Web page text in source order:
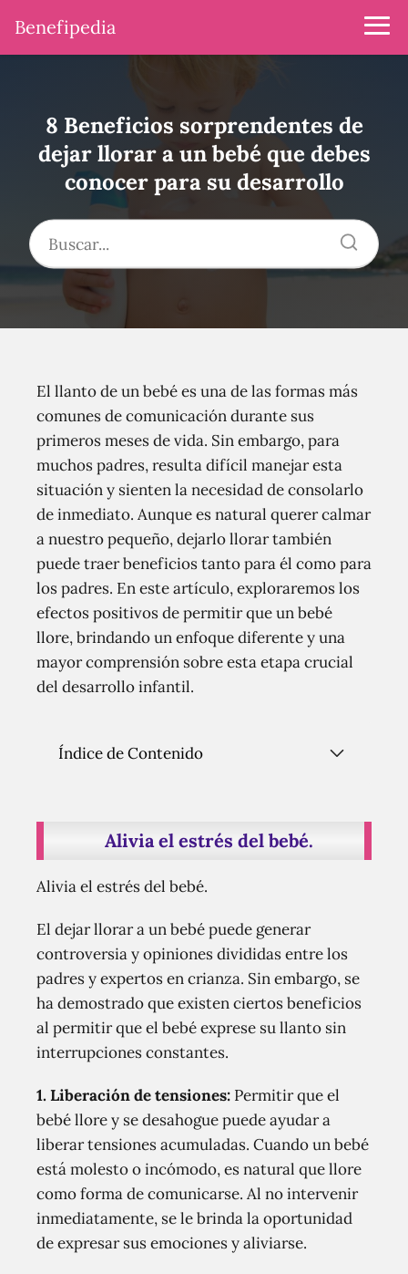
Benefipedia
8 Beneficios sorprendentes de
dejar llorar a un bebé que debes
conocer para su desarrollo
El llanto de un bebé es una de las formas más
comunes de comunicación durante sus
primeros meses de vida. Sin embargo, para
muchos padres, resulta difícil manejar esta
situación y sienten la necesidad de consolarlo
de inmediato. Aunque es natural querer calmar
a nuestro pequeño, dejarlo llorar también
puede traer beneficios tanto para él como para
los padres. En este artículo, exploraremos los
efectos positivos de permitir que un bebé
llore, brindando un enfoque diferente y una
mayor comprensión sobre esta etapa crucial
del desarrollo infantil.
Índice de Contenido
Alivia el estrés del bebé.
Alivia el estrés del bebé.
El dejar llorar a un bebé puede generar
controversia y opiniones divididas entre los
padres y expertos en crianza. Sin embargo, se
ha demostrado que existen ciertos beneficios
al permitir que el bebé exprese su llanto sin
interrupciones constantes.
1. Liberación de tensiones: Permitir que el
bebé llore y se desahogue puede ayudar a
liberar tensiones acumuladas. Cuando un bebé
está molesto o incómodo, es natural que llore
como forma de comunicarse. Al no intervenir
inmediatamente, se le brinda la oportunidad
de expresar sus emociones y aliviarse.